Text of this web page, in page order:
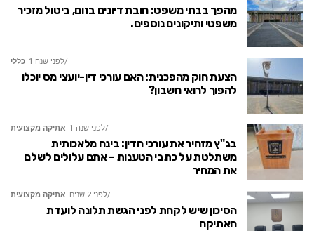
מהפך בבתי משפט: חובת דיונים בזום, ביטול מזכיר
משפטי ותיקונים נוספים.
כללי לפני שנה 1
הצעת חוק מהפכנית: האם עורכי דין-יועצי מס יוכלו
להפוך לרואי חשבון?
אתיקה מקצועית לפני שנה 1
בג"ץ מזהיר את עורכי הדין: בינה מלאכותית
משתלטת על כתבי הטענות – אתם עלולים לשלם
את המחיר
אתיקה מקצועית לפני 2 שנים
הסיכון שיש לקחת לפני הגשת תלונה לועדת
האתיקה